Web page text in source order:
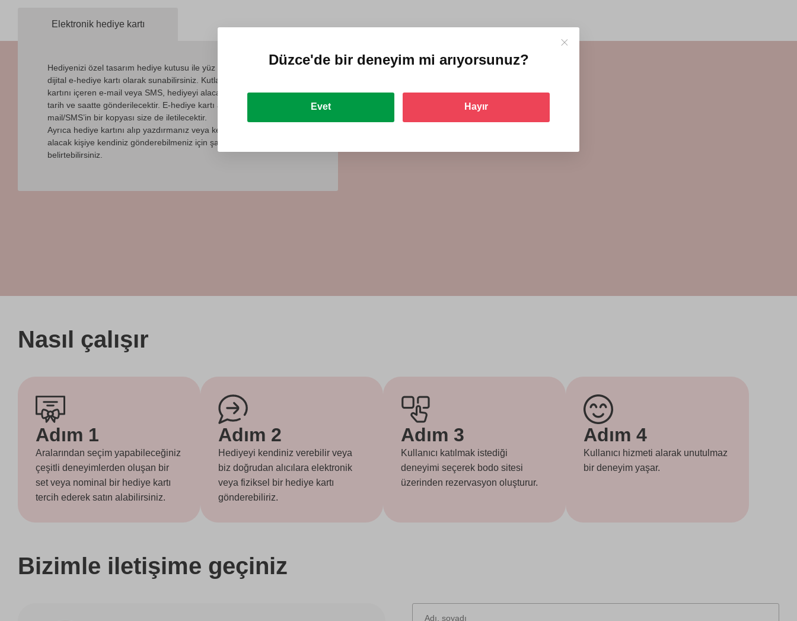
Elektronik hediye kartı
Hediyenizi özel tasarım hediye kutusu ile yüz yüze vermek yerine,
dijital e-hediye kartı olarak sunabilirsiniz. Kutlama mesajınızı e-hediye
kartını içeren e-mail veya SMS, hediyeyi alacak kişiye belirttiğiniz
tarih ve saatte gönderilecektir. E-hediye kartı alıcıya ulaştığı anda, e-
mail/SMS’in bir kopyası size de iletilecektir.
Ayrıca hediye kartını alıp yazdırmanız veya kendi e-mailinden hediye
alacak kişiye kendiniz gönderebilmeniz için şahsi e-mailnizi
belirtebilirsiniz.
Nasıl çalışır
Adım 1
Aralarından seçim yapabileceğiniz
çeşitli deneyimlerden oluşan bir
set veya nominal bir hediye kartı
tercih ederek satın alabilirsiniz.
Adım 2
Hediyeyi kendiniz verebilir veya
biz doğrudan alıcılara elektronik
veya fiziksel bir hediye kartı
gönderebiliriz.
Adım 3
Kullanıcı katılmak istediği
deneyimi seçerek bodo sitesi
üzerinden rezervasyon oluşturur.
Adım 4
Kullanıcı hizmeti alarak unutulmaz
bir deneyim yaşar.
Bizimle iletişime geçiniz
Düzce'debir deneyim mi arıyorsunuz?
Evet Hayır